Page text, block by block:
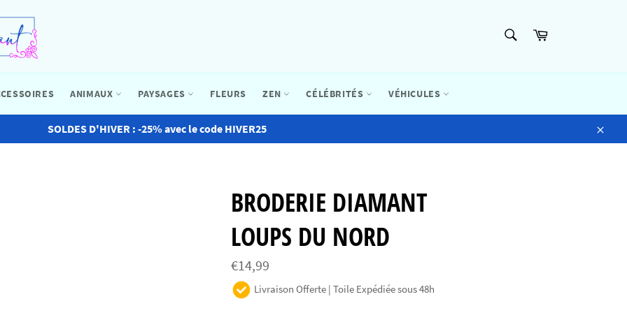
Panier
ANIMAUX PAYSAGES FLEURS ZEN CÉLÉBRITÉS VÉHICULES
SOLDES D'HIVER : -25% avec le code HIVER25
Close
BRODERIE DIAMANT
LOUPS DU NORD
Prix
régulier
€14,99
Livraison Offerte | Toile Expédiée sous 48h